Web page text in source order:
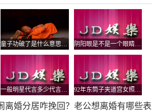
童子功破了是什么意思？练过童子功的人结婚后就不算童子了吗 阴阳眼是不是一个眼睛大一个小，阴阳眼是不是妄想症？
一般明星代言多少代言费啊,明星代言费一 92年东筒子夹道宫女照片，这里墙上的拱形是干嘛用的
离婚分居咋挽回？老公想离婚有哪些表